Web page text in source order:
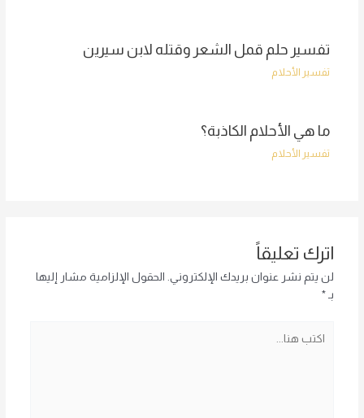
تفسير حلم قمل الشعر وقتله لابن سيرين
تفسير الأحلام
ما هي الأحلام الكاذبة؟
تفسير الأحلام
اترك تعليقاً
لن يتم نشر عنوان بريدك الإلكتروني. الحقول الإلزامية مشار إليها
بـ *